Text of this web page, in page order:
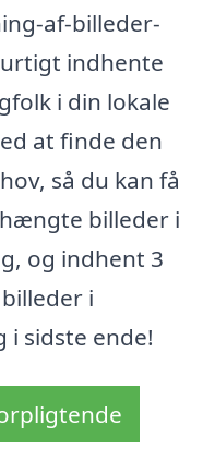
af-billeder-
indhente
i din lokale
at finde den
så du kan få
billeder i
og indhent 3
i
i sidste ende!